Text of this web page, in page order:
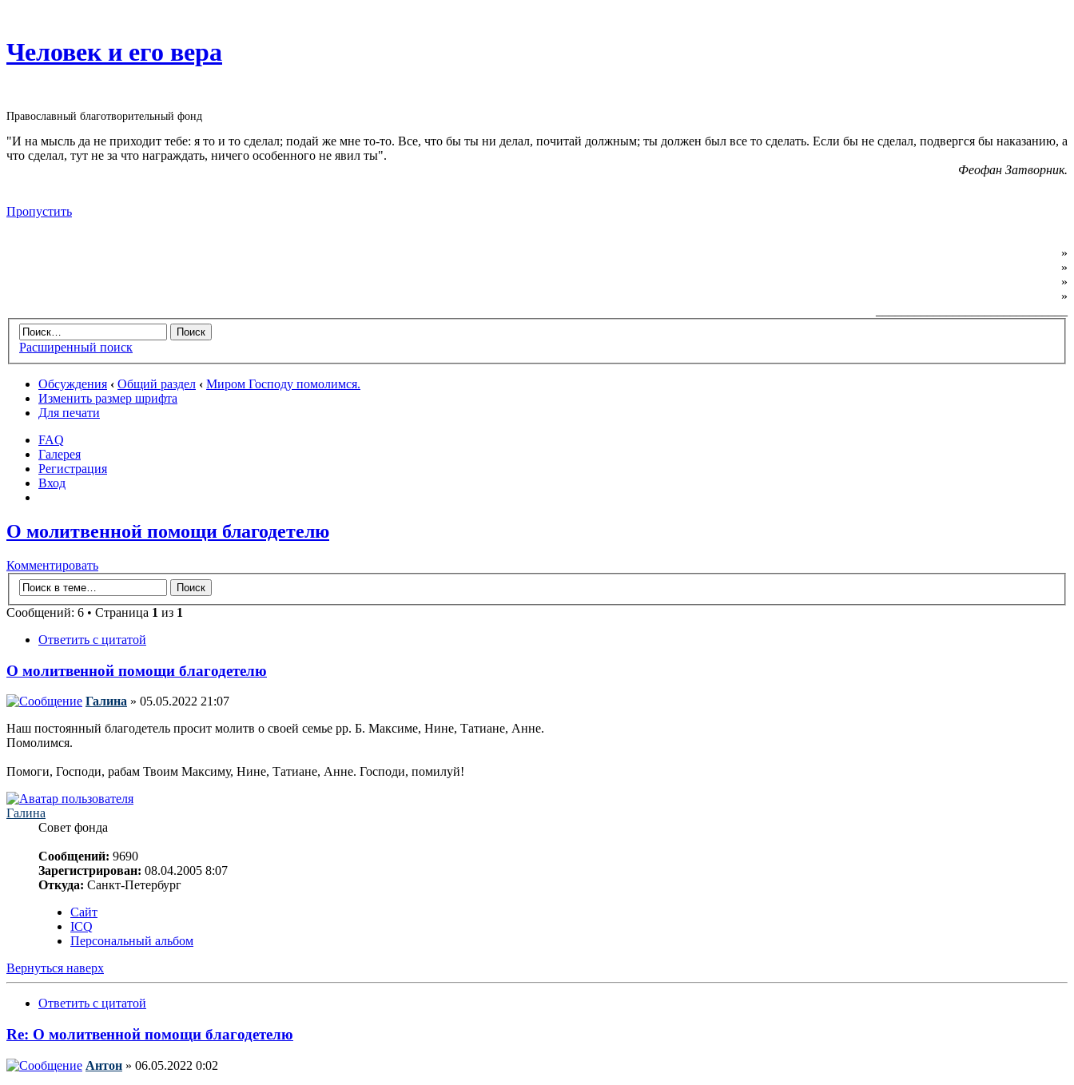
Человек и его вера
Православный благотворительный фонд
"И на мысль да не приходит тебе: я то и то сделал; подай же мне то-то. Все, что бы ты ни делал, почитай должным; ты должен был все то сделать. Если бы не сделал, подвергся бы наказанию, а
что сделал, тут не за что награждать, ничего особенного не явил ты".
Феофан Затворник.
Пропустить
»
»
»
»
Расширенный поиск
Обсуждения ‹ Общий раздел ‹ Миром Господу помолимся.
Изменить размер шрифта
Для печати
FAQ
Галерея
Регистрация
Вход
О молитвенной помощи благодетелю
Комментировать
Сообщений: 6 • Страница 1 из 1
Ответить с цитатой
О молитвенной помощи благодетелю
Галина » 05.05.2022 21:07
Наш постоянный благодетель просит молитв о своей семье рр. Б. Максиме, Нине, Татиане, Анне.
Помолимся.
Помоги, Господи, рабам Твоим Максиму, Нине, Татиане, Анне. Господи, помилуй!
Галина
Совет фонда
Сообщений: 9690
Зарегистрирован: 08.04.2005 8:07
Откуда: Санкт-Петербург
Сайт
ICQ
Персональный альбом
Вернуться наверх
Ответить с цитатой
Re: О молитвенной помощи благодетелю
Антон » 06.05.2022 0:02